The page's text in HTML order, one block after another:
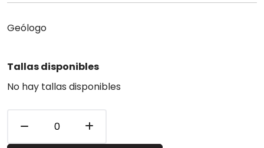
Geólogo
Tallas disponibles
No hay tallas disponibles